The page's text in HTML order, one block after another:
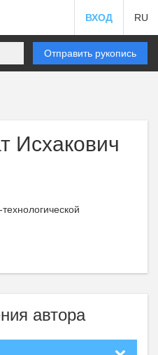
ВХОД RU
Отправить рукопись
Исхакович
технологической
автора